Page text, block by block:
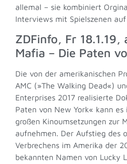
allemal – sie kombiniert
Interviews mit Spielszenen
ZDFinfo, Fr
Mafia – Die Paten
Die von der amerikanischen
AMC (»The Walking Dead«)
Enterprises 2017 realisierte
Paten von New York« kann
großen Kinoumsetzungen zur
aufnehmen. Der Aufstieg des
Verbrechens im Amerika der
bekannten Namen von Lucky